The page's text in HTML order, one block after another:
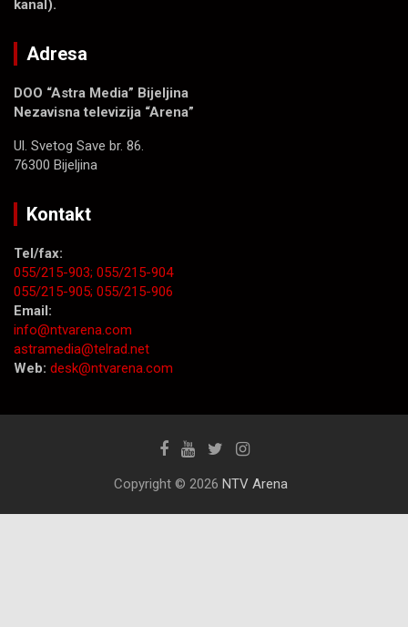
kanal).
Adresa
DOO “Astra Media” Bijeljina
Nezavisna televizija “Arena”
Ul. Svetog Save br. 86.
76300 Bijeljina
Kontakt
Tel/fax:
055/215-903; 055/215-904
055/215-905; 055/215-906
Email:
info@ntvarena.com
astramedia@telrad.net
Web: desk@ntvarena.com
Copyright © 2026 NTV Arena